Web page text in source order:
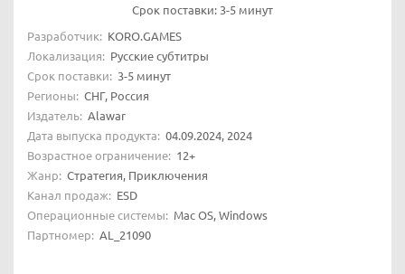
Срок поставки: 3-5 минут
Разработчик: KORO.GAMES
Локализация: Русские субтитры
Срок поставки: 3-5 минут
Регионы: СНГ, Россия
Издатель: Alawar
Дата выпуска продукта: 04.09.2024, 2024
Возрастное ограничение: 12+
Жанр: Стратегия, Приключения
Канал продаж: ESD
Операционные системы: Mac OS, Windows
Партномер: AL_21090